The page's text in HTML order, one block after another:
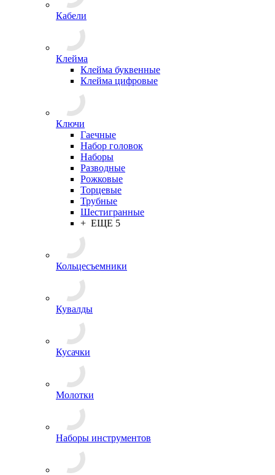
Кабели
Клейма
Клейма буквенные
Клейма цифровые
Ключи
Гаечные
Набор головок
Наборы
Разводные
Рожковые
Торцевые
Трубные
Шестигранные
+ ЕЩЕ 5
Кольцесъемники
Кувалды
Кусачки
Молотки
Наборы инструментов